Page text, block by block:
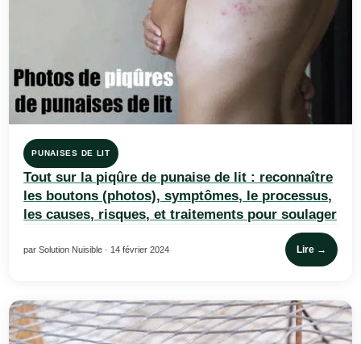
PUNAISES DE LIT
Tout sur la piqûre de punaise de lit : reconnaître
les boutons (photos), symptômes, le processus,
les causes, risques, et traitements pour soulager
par Solution Nuisible · 14 février 2024 Lire →